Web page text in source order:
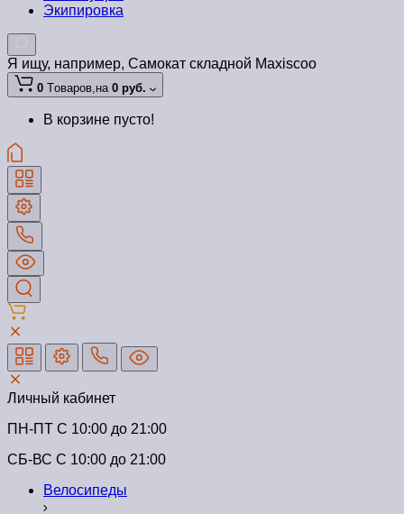
Экипировка
Я ищу, например, Самокат складной Maxiscoo
0 Tоваров,на 0 руб.
В корзине пусто!
Личный кабинет
ПН-ПТ C 10:00 до 21:00
СБ-ВС С 10:00 до 21:00
Велосипеды